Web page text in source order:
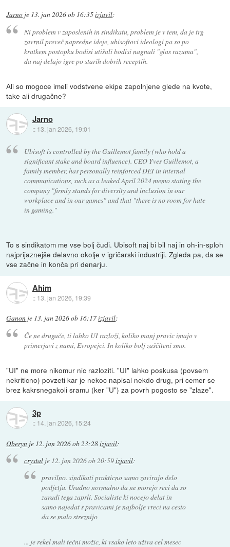
Jarno je 13. jan 2026 ob 16:35izjavil:
Ni problem v zaposlenih in sindikatu, problem je v tem, da je trg
zavrnil preveč napredne ideje, ubisoftovi ideologi pa so po
kratkem postopku bodisi utišali bodisi nagnali "glas razuma",
da naj delajo igre po starih dobrih receptih.
Ali so mogoce imeli vodstvene ekipe zapolnjene glede na kvote,
take ali drugačne?
Jarno
:: 13. jan 2026, 19:01
Ubisoft is controlled by the Guillemot family (who hold a
significant stake and board influence). CEO Yves Guillemot, a
family member, has personally reinforced DEI in internal
communications, such as a leaked April 2024 memo stating the
company "firmly stands for diversity and inclusion in our
workplace and in our games" and that "there is no room for hate
in gaming."
To s sindikatom me vse bolj čudi. Ubisoft naj bi bil naj in oh-in-sploh
najprijaznejše delavno okolje v igričarski industriji. Zgleda pa, da se
vse začne in konča pri denarju.
Ahim
:: 13. jan 2026, 19:39
Ganon je 13. jan 2026 ob 16:17izjavil:
Če ne drugače, ti lahko UI razloži, koliko manj pravic imajo v
primerjavi z nami, Evropejci. In koliko bolj zaščiteni smo.
"UI" ne more nikomur nic razloziti. "UI" lahko poskusa (povsem
nekriticno) povzeti kar je nekoc napisal nekdo drug, pri cemer se
brez kakrsnegakoli sramu (ker "U") za povrh pogosto se "zlaze".
3p
:: 14. jan 2026, 15:24
Oberyn je 12. jan 2026 ob 23:28izjavil:
crystalje 12. jan 2026 ob 20:59izjavil:
pravilno. sindikati prakticno samo zavirajo delo
podjetja. Uradno normalno da ne morejo reci da so
zaradi tega zaprli. Socialiste ki nocejo delat in
samo najedat s pravicami je najbolje vreci na cesto
da se malo streznijo
... je rekel mali tečni možic, ki vsako leto uživa cel mesec